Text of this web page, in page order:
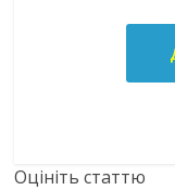
Оцініть статтю